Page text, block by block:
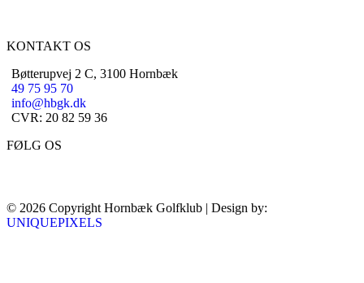
KONTAKT OS
Bøtterupvej 2 C, 3100 Hornbæk
49 75 95 70
info@hbgk.dk
CVR: 20 82 59 36
FØLG OS
© 2026 Copyright Hornbæk Golfklub | Design by:
UNIQUEPIXELS